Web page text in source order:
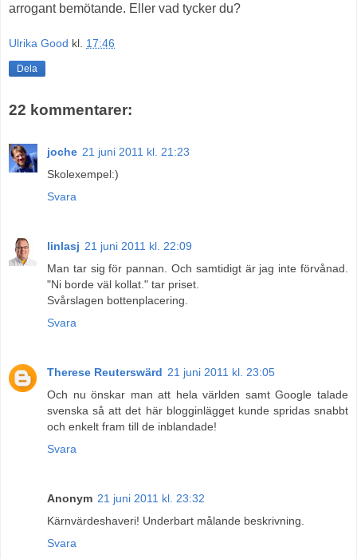
arrogant bemötande. Eller vad tycker du?
Ulrika Good kl. 17:46
Dela
22 kommentarer:
joche 21 juni 2011 kl. 21:23
Skolexempel:)
Svara
linlasj 21 juni 2011 kl. 22:09
Man tar sig för pannan. Och samtidigt är jag inte förvånad.
"Ni borde väl kollat." tar priset.
Svårslagen bottenplacering.
Svara
Therese Reuterswärd 21 juni 2011 kl. 23:05
Och nu önskar man att hela världen samt Google talade
svenska så att det här blogginlägget kunde spridas snabbt
och enkelt fram till de inblandade!
Svara
Anonym 21 juni 2011 kl. 23:32
Kärnvärdeshaveri! Underbart målande beskrivning.
Svara